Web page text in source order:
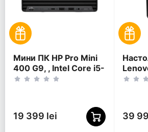
Мини ПК HP Pro Mini
400 G9, , Intel Core i5-
13500T, 16Гб/512Гб,
19 399 lei 39